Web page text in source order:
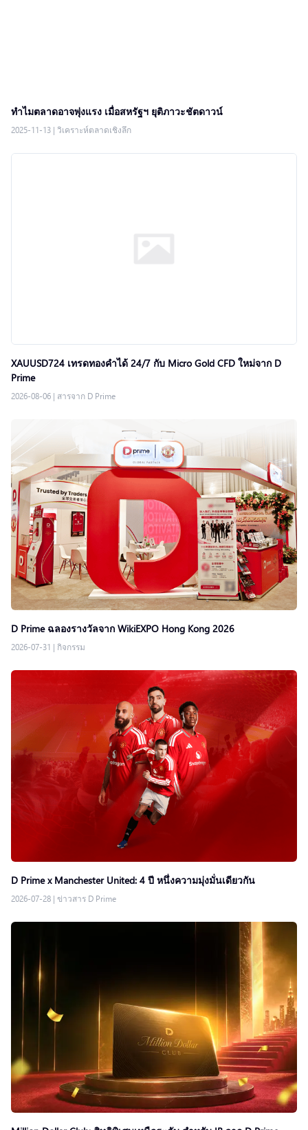
ทำไมตลาดอาจพุ่งแรง เมื่อสหรัฐฯ ยุติภาวะชัตดาวน์
2025-11-13 | วิเคราะห์ตลาดเชิงลึก
XAUUSD724 เทรดทองคำได้ 24/7 กับ Micro Gold CFD ใหม่จาก D
Prime
2026-08-06 | สารจาก D Prime
D Prime ฉลองรางวัลจาก WikiEXPO Hong Kong 2026
2026-07-31 | กิจกรรม
D Prime x Manchester United: 4 ปี หนึ่งความมุ่งมั่นเดียวกัน
2026-07-28 | ข่าวสาร D Prime